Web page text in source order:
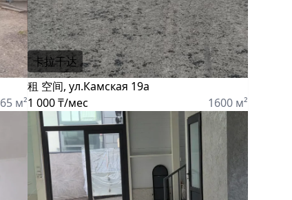
65 м²
卡拉干达
租 空间, ул.Камская 19а
1 000 ₸/мес
1600 м²